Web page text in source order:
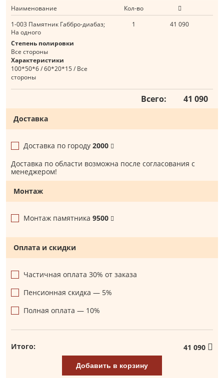
Наименование
Кол-во
1-003 Памятник Габбро-диабаз;
На одного
1 41 090
Степень полировки
Все стороны
Характеристики
100*50*6 / 60*20*15 / Все
стороны
Всего: 41 090
Доставка
Доставка по городу 2000
Доставка по области возможна после согласования с
менеджером!
Монтаж
Монтаж памятника 9500
Оплата и скидки
Частичная оплата 30% от заказа
Пенсионная скидка — 5%
Полная оплата — 10%
Итого: 41 090
Добавить в корзину